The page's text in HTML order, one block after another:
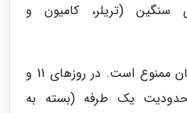
سنگین (تریلر، کامیون و
- محور چالوس: تردد همچنان ممنوع است. در روزهای 11 و
محدودیت یک طرفه (بسته به